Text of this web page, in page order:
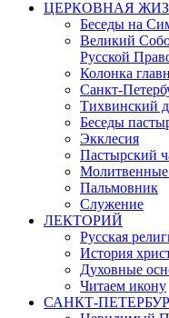
ЦЕРКОВНАЯ
Беседы на
Великий
Русской
Колонка
Санкт-
Тихвинский
Беседы
Экклесия
Пастырский
Молитвенные
Пальмовник
Служение
ЛЕКТОРИЙ
Русская
История
Духовные
Читаем икону
САНКТ-